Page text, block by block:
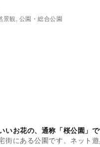
景観, 公園・総合公園
いお花の、通称「桜公園」で
街にある公園です。ネット